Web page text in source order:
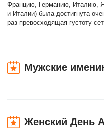
Францию, Германию, Италию,
и Италии) была достигнута
раз превосходящая густоту
Мужские
Женский День